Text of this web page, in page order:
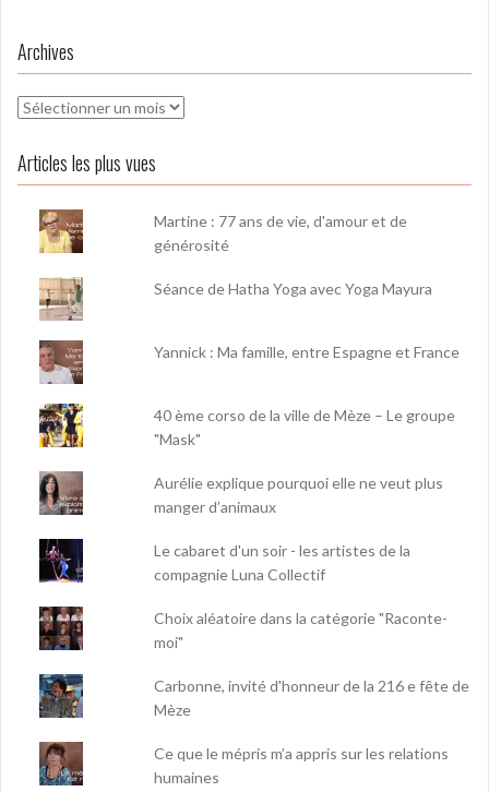
Archives
Archives
Articles les plus vues
Martine : 77 ans de vie, d'amour et de
générosité
Séance de Hatha Yoga avec Yoga Mayura
Yannick : Ma famille, entre Espagne et France
40 ème corso de la ville de Mèze – Le groupe
"Mask"
Aurélie explique pourquoi elle ne veut plus
manger d’animaux
Le cabaret d'un soir - les artistes de la
compagnie Luna Collectif
Choix aléatoire dans la catégorie "Raconte-
moi"
Carbonne, invité d'honneur de la 216 e fête de
Mèze
Ce que le mépris m’a appris sur les relations
humaines